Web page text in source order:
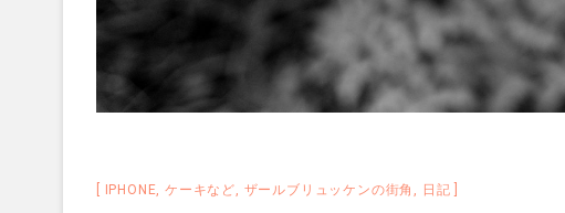
IPHONE,ケーキなど, ザールブリュッケンの街角 , 日記